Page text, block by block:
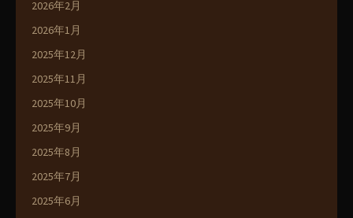
2026年2月
2026年1月
2025年12月
2025年11月
2025年10月
2025年9月
2025年8月
2025年7月
2025年6月